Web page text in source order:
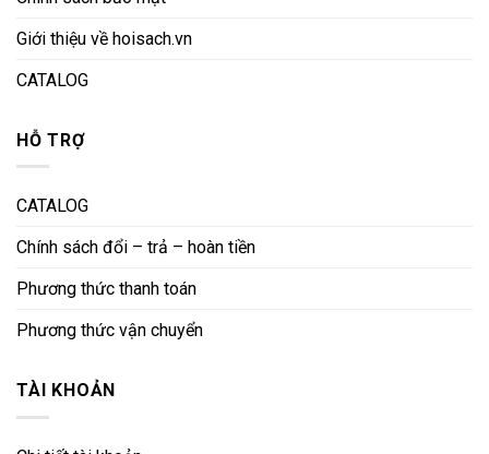
Giới thiệu về hoisach.vn
CATALOG
HỖ TRỢ
CATALOG
Chính sách đổi – trả – hoàn tiền
Phương thức thanh toán
Phương thức vận chuyển
TÀI KHOẢN